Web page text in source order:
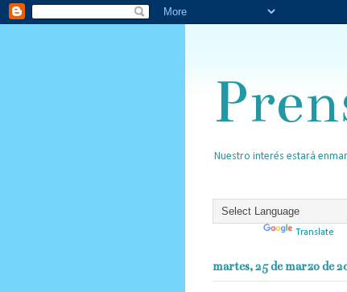
Nuestro interés estará
Translate
martes, 25 de marzo de